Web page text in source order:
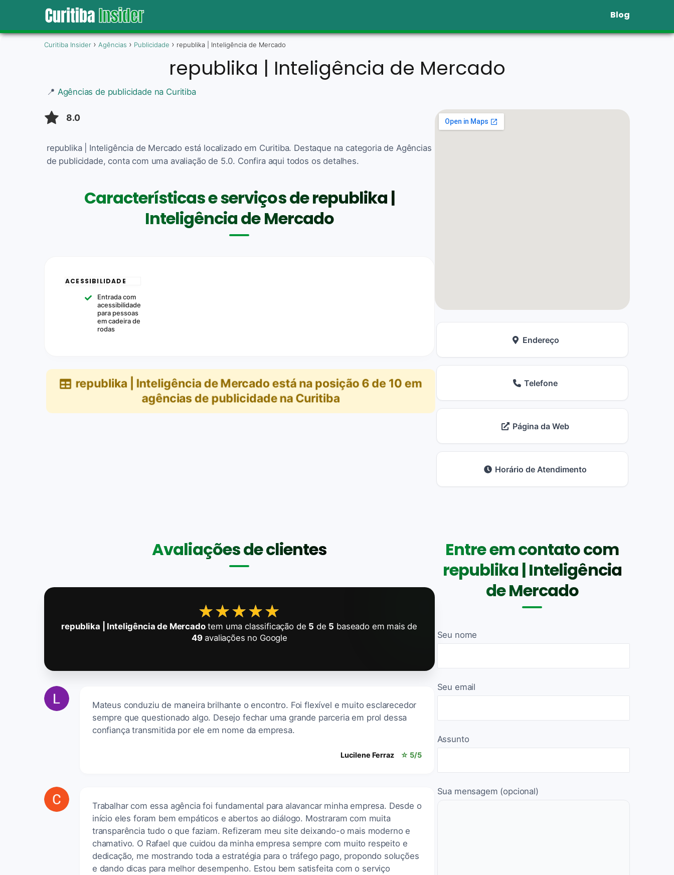
Blog
Curitiba Insider Agências Publicidade republika | Inteligência de Mercado
republika | Inteligência de Mercado
📍 Agências de publicidade na Curitiba
8.0
republika | Inteligência de Mercado está localizado em Curitiba. Destaque na categoria de Agências
de publicidade, conta com uma avaliação de 5.0. Confira aqui todos os detalhes.
Características e serviços de republika |
Inteligência de Mercado
ACESSIBILIDADE
Entrada com
acessibilidade
para pessoas
em cadeira de
rodas
republika | Inteligência de Mercadoestá na posição 6 de 10 em
agências de publicidade na Curitiba
Endereço
Telefone
Página da Web
Horário de Atendimento
Avaliações de clientes
★★★★★
★★★★★
republika | Inteligência de Mercadotem uma classificação de 5 de 5 baseado em mais de
49avaliações no Google
Mateus conduziu de maneira brilhante o encontro. Foi flexível e muito esclarecedor
sempre que questionado algo. Desejo fechar uma grande parceria em prol dessa
confiança transmitida por ele em nome da empresa.
Lucilene Ferraz ☆ 5/5
Trabalhar com essa agência foi fundamental para alavancar minha empresa. Desde o
início eles foram bem empáticos e abertos ao diálogo. Mostraram com muita
transparência tudo o que faziam. Refizeram meu site deixando-o mais moderno e
chamativo. O Rafael que cuidou da minha empresa sempre com muito respeito e
dedicação, me mostrando toda a estratégia para o tráfego pago, propondo soluções
e dando dicas para melhor desempenho. Estou bem satisfeita com o serviço
Entre em contato com
republika | Inteligência
de Mercado
Seu nome
Seu email
Assunto
Sua mensagem (opcional)